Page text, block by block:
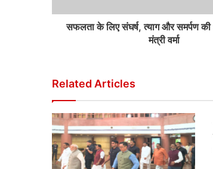
सफलता के लिए संघर्ष, त्याग और समर्पण की
मंत्री वर्मा
Related Articles